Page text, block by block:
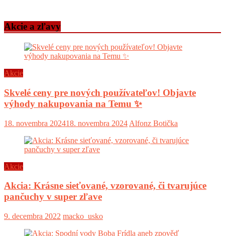
Akcie a zľavy
Akcie
Skvelé ceny pre nových používateľov! Objavte
výhody nakupovania na Temu ✨
18. novembra 202418. novembra 2024 Alfonz Botička
Akcie
Akcia: Krásne sieťované, vzorované, či tvarujúce
pančuchy v super zľave
9. decembra 2022 macko_usko